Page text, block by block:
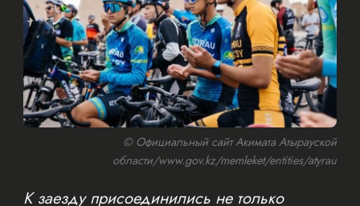
© Официальный сайт Акимата Атырауской
области/www.gov.kz/memleket/entities/atyrau
К заезду присоединились не только